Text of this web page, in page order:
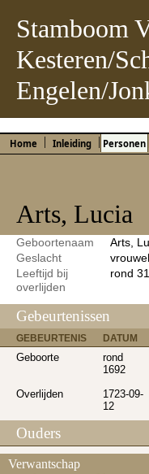
Stamboom
Kesteren/
Engelen/
Home Inleiding Personen
Arts, Lucia
Geboortenaam
Arts,
Geslacht
Leeftijd bij
overlijden
rond
Gebeurtenissen
GEBEURTENIS DATUM
Geboorte
rond
1692
Overlijden
1723-09-
12
Ouders
Verwantschap